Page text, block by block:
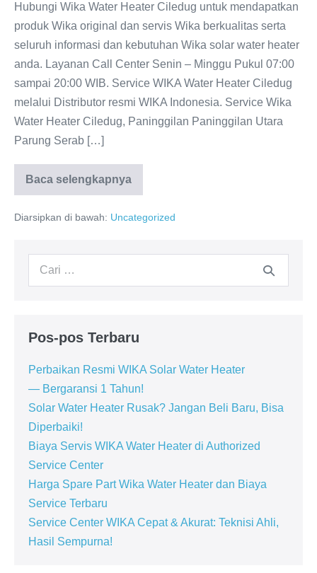
Hubungi Wika Water Heater Ciledug untuk mendapatkan
produk Wika original dan servis Wika berkualitas serta
seluruh informasi dan kebutuhan Wika solar water heater
anda. Layanan Call Center Senin – Minggu Pukul 07:00
sampai 20:00 WIB. Service WIKA Water Heater Ciledug
melalui Distributor resmi WIKA Indonesia. Service Wika
Water Heater Ciledug, Paninggilan Paninggilan Utara
Parung Serab […]
Baca selengkapnya
WIKA
Water
Ciledug:
Diarsipkan di bawah: Uncategorized
Pencarian
Pos-pos Terbaru
Perbaikan Resmi WIKA Solar Water Heater
— Bergaransi 1 Tahun!
Solar Water Heater Rusak? Jangan Beli Baru, Bisa
Diperbaiki!
Biaya Servis WIKA Water Heater di Authorized
Service Center
Harga Spare Part Wika Water Heater dan Biaya
Service Terbaru
Service Center WIKA Cepat & Akurat: Teknisi Ahli,
Hasil Sempurna!